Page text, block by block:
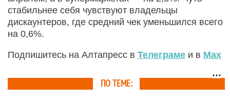
стабильнее себя чувствуют владельцы
дискаунтеров, где средний чек уменьшился всего
на 0,6%.
Подпишитесь на Алтапресс в Телеграме и в Max
ПО ТЕМЕ: